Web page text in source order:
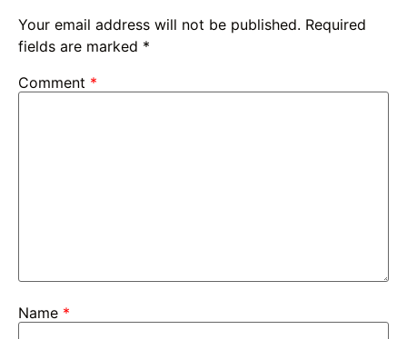
Your email address will not be published. Required
fields are marked *
Comment *
Name *